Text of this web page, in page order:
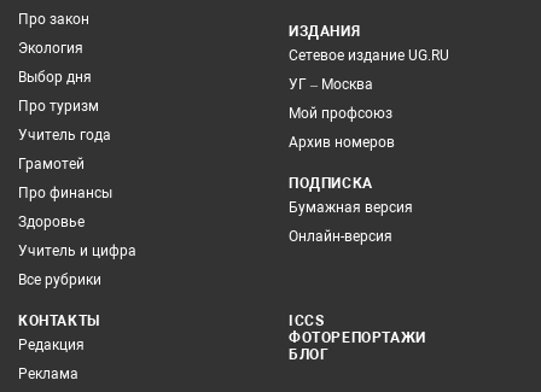
Про закон
Экология
Выбор дня
Про туризм
Учитель года
Грамотей
Про финансы
Здоровье
Учитель и цифра
Все рубрики
ИЗДАНИЯ
Сетевое издание UG.RU
УГ – Москва
Мой профсоюз
Архив номеров
ПОДПИСКА
Бумажная версия
Онлайн-версия
КОНТАКТЫ
Редакция
Реклама
ICCS
ФОТОРЕПОРТАЖИ
БЛОГ